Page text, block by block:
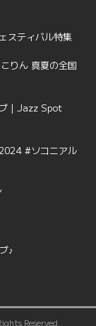
スティバル特集
りん 真夏の全国
| Jazz Spot
#ソコニアル
♪
Reserved.